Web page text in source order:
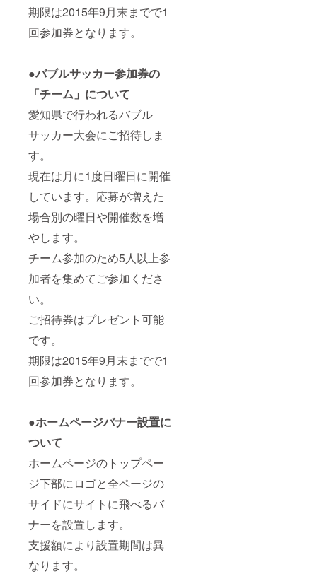
期限は2015年9月末までで1
回参加券となります。
●バブルサッカー参加券の
「チーム」について
愛知県で行われるバブル
サッカー大会にご招待しま
す。
現在は月に1度日曜日に開催
しています。応募が増えた
場合別の曜日や開催数を増
やします。
チーム参加のため5人以上参
加者を集めてご参加くださ
い。
ご招待券はプレゼント可能
です。
期限は2015年9月末までで1
回参加券となります。
●ホームページバナー設置に
ついて
ホームページのトップペー
ジ下部にロゴと全ページの
サイドにサイトに飛べるバ
ナーを設置します。
支援額により設置期間は異
なります。